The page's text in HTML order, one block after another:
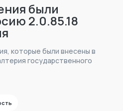
были
2.0.85.18
2.0?
которые были внесены в
государственного